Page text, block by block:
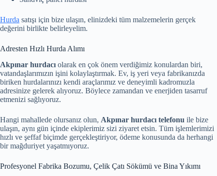
Hurda satışı için bize ulaşın, elinizdeki tüm malzemelerin gerçek
değerini birlikte belirleyelim.
Adresten Hızlı Hurda Alımı
Akpınar hurdacı olarak en çok önem verdiğimiz konulardan biri,
vatandaşlarımızın işini kolaylaştırmak. Ev, iş yeri veya fabrikanızda
biriken hurdalarınızı kendi araçlarımız ve deneyimli kadromuzla
adresinize gelerek alıyoruz. Böylece zamandan ve enerjiden tasarruf
etmenizi sağlıyoruz.
Hangi mahallede olursanız olun, Akpınar hurdacı telefonu ile bize
ulaşın, aynı gün içinde ekiplerimiz sizi ziyaret etsin. Tüm işlemlerimizi
hızlı ve şeffaf biçimde gerçekleştiriyor, ödeme konusunda da herhangi
bir mağduriyet yaşatmıyoruz.
Profesyonel Fabrika Bozumu, Çelik Çatı Sökümü ve Bina Yıkımı